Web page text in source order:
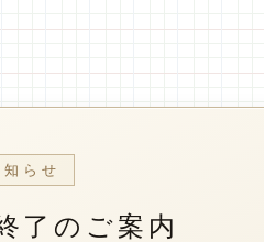
知らせ
了のご案内